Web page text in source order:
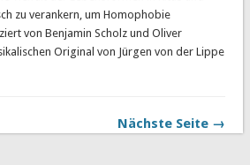
zu verankern, um Homophobie
von Benjamin Scholz und Oliver
Original von Jürgen von der Lippe
Nächste Seite →